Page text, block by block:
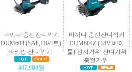
마끼다 충전잔디깍기
DUM604 (5Ah,1B세트)
바리깡 잔디깎기
407,900원
마끼다 충전잔디깍기
DUM604Z (18V-베어
툴) 전지가위 잔디가위
충전가위